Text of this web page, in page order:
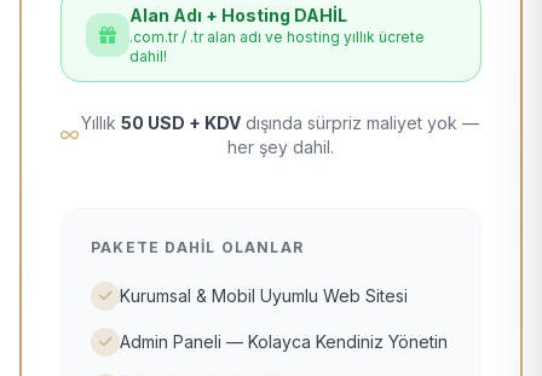
Alan Adı + Hosting DAHİL
.com.tr / .tr alan adı ve hosting yıllık ücrete
dahil!
Yıllık 50 USD + KDV dışında sürpriz maliyet yok —
her şey dahil.
PAKETE DAHIL OLANLAR
Kurumsal & Mobil Uyumlu Web Sitesi
Admin Paneli — Kolayca Kendiniz Yönetin